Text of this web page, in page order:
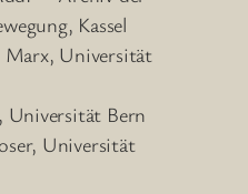
Kassel
Universität
Universität Bern
Universität